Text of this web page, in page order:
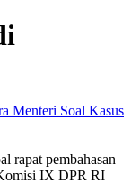
Menteri Soal Kasus
rapat pembahasan
IX DPR RI